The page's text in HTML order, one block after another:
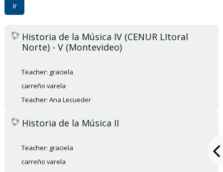
Ir
Historia de la Música IV (CENUR LItoral
Norte) - V (Montevideo)
Teacher: graciela
carreño varela
Teacher:Ana Lecueder
Historia de la Música II
Teacher: graciela
carreño varela